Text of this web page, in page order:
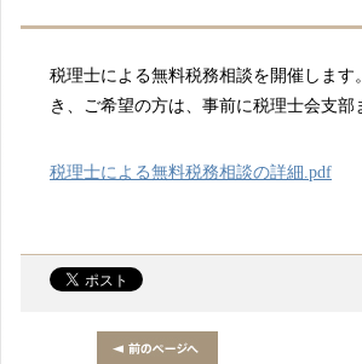
税理士による無料税務相談を開催しま
き、ご希望の方は、事前に税理士会支部
税理士による無料税務相談の詳細.pdf